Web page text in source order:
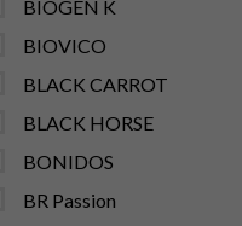
BIOGEN K
BIOVICO
BLACK CARROT
BLACK HORSE
BONIDOS
BR Passion